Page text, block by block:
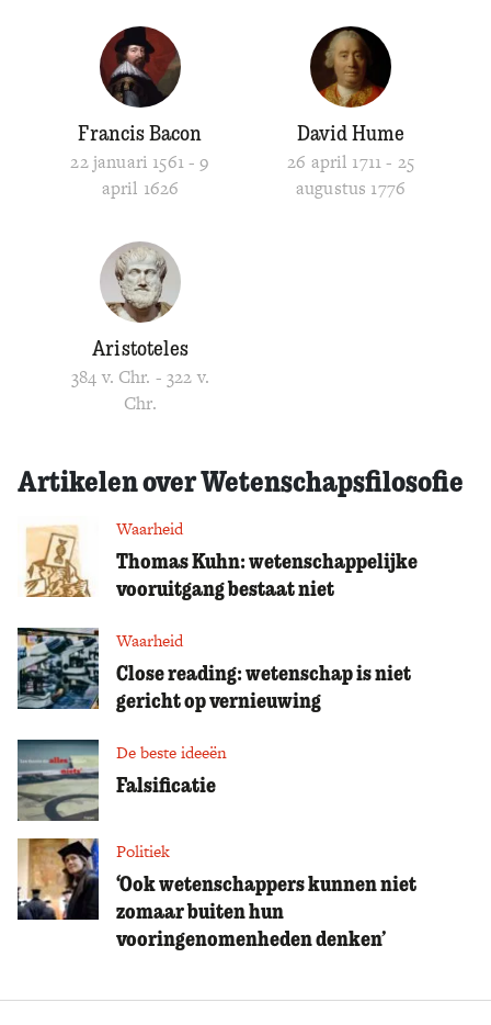
Francis Bacon
22 januari 1561 - 9
april 1626
David Hume
26 april 1711 - 25
augustus 1776
Aristoteles
384 v. Chr. - 322 v.
Chr.
Artikelen over Wetenschapsfilosofie
Waarheid
Thomas Kuhn: wetenschappelijke
vooruitgang bestaat niet
Waarheid
Close reading: wetenschap is niet
gericht op vernieuwing
De beste ideeën
Falsificatie
Politiek
‘Ook wetenschappers kunnen niet
zomaar buiten hun
vooringenomenheden denken’